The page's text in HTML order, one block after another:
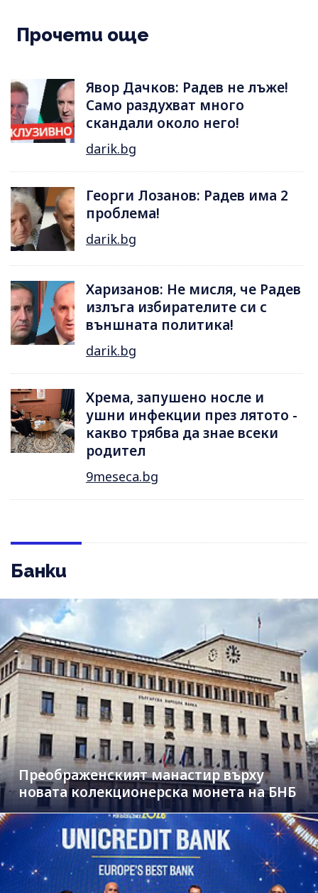
Прочети още
Явор Дачков: Радев не лъже!
Само раздухват много
скандали около него!
darik.bg
Георги Лозанов: Радев има 2
проблема!
darik.bg
Харизанов: Не мисля, че Радев
излъга избирателите си с
външната политика!
darik.bg
Хрема, запушено носле и
ушни инфекции през лятотo -
какво трябва да знае всеки
родител
9meseca.bg
Банки
Преображенският манастир върху
новата колекционерска монета на БНБ